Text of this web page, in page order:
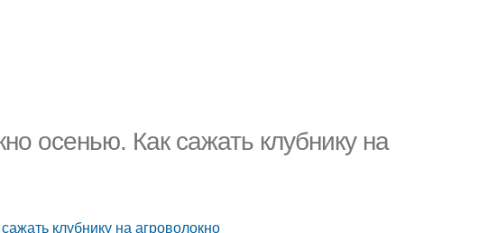
осенью. Как сажать клубнику на
клубнику на агроволокно